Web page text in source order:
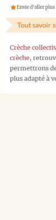
Envie d'aller plus
Tout savoir
Crèche
crèche,
permettrons
plus adapté à